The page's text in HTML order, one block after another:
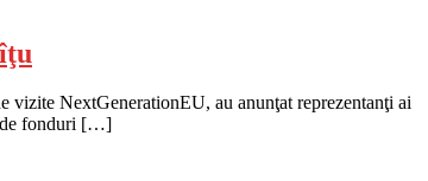
vizite NextGenerationEU, au anunţat reprezentanţi ai
de fonduri […]